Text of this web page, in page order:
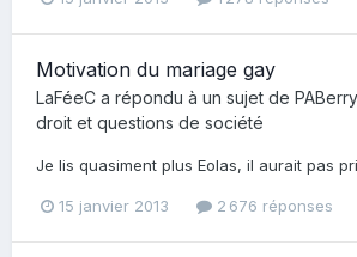
Motivation du mariage gay
LaFéeC a répondu à un sujet de
droit et questions de société
Je lis quasiment plus Eolas, il aurait pas
15 janvier 2013 2 676 réponses